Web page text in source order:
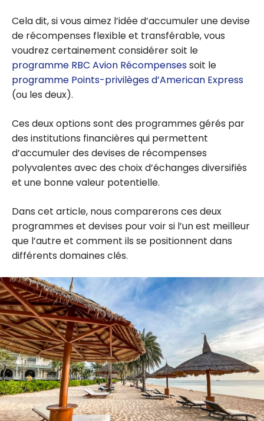
Cela dit, si vous aimez l’idée d’accumuler une devise
de récompenses flexible et transférable, vous
voudrez certainement considérer soit le
programme RBC Avion Récompensessoit le
programme Points-privilèges d’American Express
(ou les deux).
Ces deux options sont des programmes gérés par
des institutions financières qui permettent
d’accumuler des devises de récompenses
polyvalentes avec des choix d’échanges diversifiés
et une bonne valeur potentielle.
Dans cet article, nous comparerons ces deux
programmes et devises pour voir si l’un est meilleur
que l’autre et comment ils se positionnent dans
différents domaines clés.